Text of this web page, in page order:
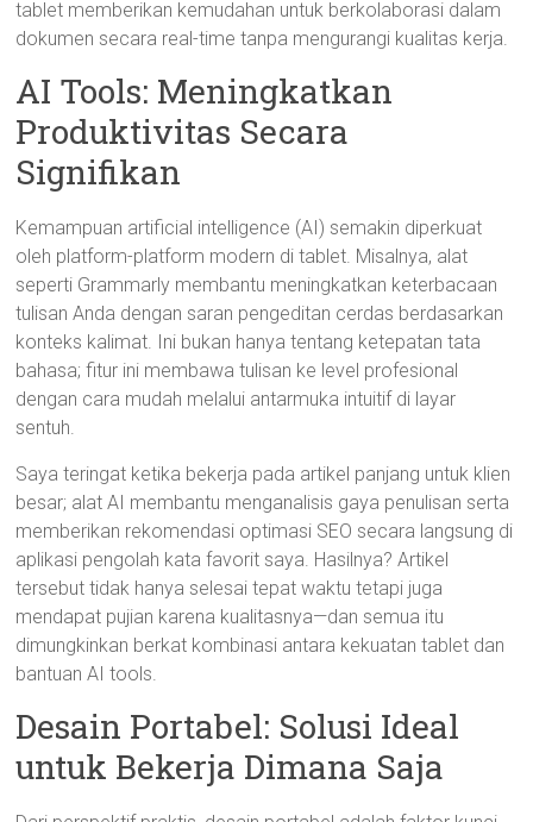
tablet memberikan kemudahan untuk berkolaborasi dalam
dokumen secara real-time tanpa mengurangi kualitas kerja.
AI Tools: Meningkatkan
Produktivitas Secara
Signifikan
Kemampuan artificial intelligence (AI) semakin diperkuat
oleh platform-platform modern di tablet. Misalnya, alat
seperti Grammarly membantu meningkatkan keterbacaan
tulisan Anda dengan saran pengeditan cerdas berdasarkan
konteks kalimat. Ini bukan hanya tentang ketepatan tata
bahasa; fitur ini membawa tulisan ke level profesional
dengan cara mudah melalui antarmuka intuitif di layar
sentuh.
Saya teringat ketika bekerja pada artikel panjang untuk klien
besar; alat AI membantu menganalisis gaya penulisan serta
memberikan rekomendasi optimasi SEO secara langsung di
aplikasi pengolah kata favorit saya. Hasilnya? Artikel
tersebut tidak hanya selesai tepat waktu tetapi juga
mendapat pujian karena kualitasnya—dan semua itu
dimungkinkan berkat kombinasi antara kekuatan tablet dan
bantuan AI tools.
Desain Portabel: Solusi Ideal
untuk Bekerja Dimana Saja